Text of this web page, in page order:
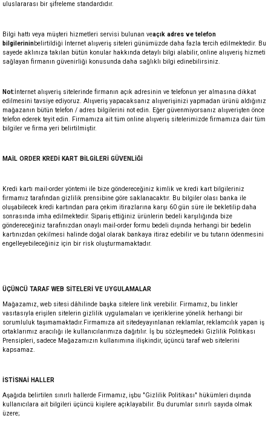
uluslararası bir şifreleme standardıdır.
Bilgi hattı veya müşteri hizmetleri servisi bulunan veaçık adres ve telefon
bilgilerininbelirtildiği İnternet alışveriş siteleri günümüzde daha fazla tercih edilmektedir. Bu
sayede aklınıza takılan bütün konular hakkında detaylı bilgi alabilir, online alışveriş hizmeti
sağlayan firmanın güvenirliği konusunda daha sağlıklı bilgi edinebilirsiniz.
Not:İnternet alışveriş sitelerinde firmanın açık adresinin ve telefonun yer almasına dikkat
edilmesini tavsiye ediyoruz. Alışveriş yapacaksanız alışverişinizi yapmadan ürünü aldığınız
mağazanın bütün telefon / adres bilgilerini not edin. Eğer güvenmiyorsanız alışverişten önce
telefon ederek teyit edin. Firmamıza ait tüm online alışveriş sitelerimizde firmamıza dair tüm
bilgiler ve firma yeri belirtilmiştir.
MAİL ORDER KREDİ KART BİLGİLERİ GÜVENLİĞİ
Kredi kartı mail-order yöntemi ile bize göndereceğiniz kimlik ve kredi kart bilgileriniz
firmamız tarafından gizlilik prensibine göre saklanacaktır. Bu bilgiler olası banka ile
oluşabilecek kredi kartından para çekim itirazlarına karşı 60 gün süre ile bekletilip daha
sonrasında imha edilmektedir. Sipariş ettiğiniz ürünlerin bedeli karşılığında bize
göndereceğiniz tarafınızdan onaylı mail-order formu bedeli dışında herhangi bir bedelin
kartınızdan çekilmesi halinde doğal olarak bankaya itiraz edebilir ve bu tutarın ödenmesini
engelleyebileceğiniz için bir risk oluşturmamaktadır.
ÜÇÜNCÜ TARAF WEB SİTELERİ VE UYGULAMALAR
Mağazamız, web sitesi dâhilinde başka sitelere link verebilir. Firmamız, bu linkler
vasıtasıyla erişilen sitelerin gizlilik uygulamaları ve içeriklerine yönelik herhangi bir
sorumluluk taşımamaktadır.Firmamıza ait sitedeyayınlanan reklamlar, reklamcılık yapan iş
ortaklarımız aracılığı ile kullanıcılarımıza dağıtılır. İş bu sözleşmedeki Gizlilik Politikası
Prensipleri, sadece Mağazamızın kullanımına ilişkindir, üçüncü taraf web sitelerini
kapsamaz.
İSTİSNAİ HALLER
Aşağıda belirtilen sınırlı hallerde Firmamız, işbu "Gizlilik Politikası" hükümleri dışında
kullanıcılara ait bilgileri üçüncü kişilere açıklayabilir. Bu durumlar sınırlı sayıda olmak
üzere;